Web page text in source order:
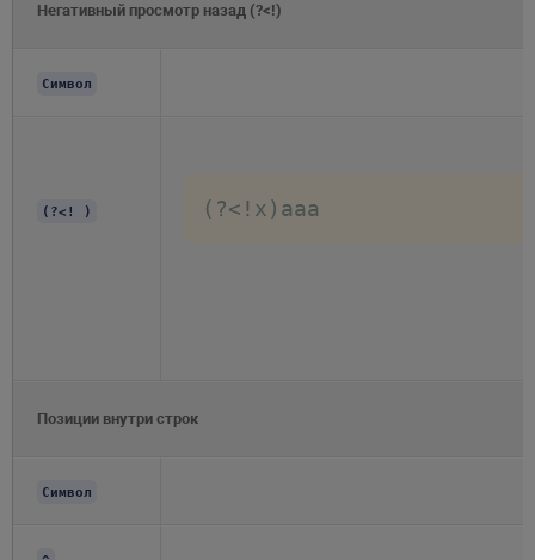
Негативный просмотр назад (?<!)
Символ
(?<! ) (?<!x)aaa
Позиции внутри строк
Символ